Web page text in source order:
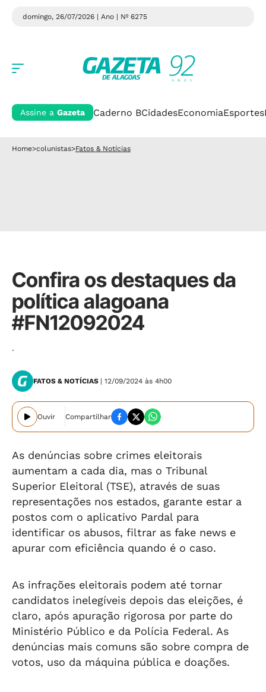
domingo, 26/07/2026 | Ano | Nº 6275
Assine a Gazeta Caderno BCidadesEconomiaEsportes
Home>colunistas>Fatos & Notícias
Confira os destaques da
política alagoana
#FN12092024
.
FATOS & NOTÍCIAS | 12/09/2024 às 4h00
Ouvir Compartilhar
As denúncias sobre crimes eleitorais
aumentam a cada dia, mas o Tribunal
Superior Eleitoral (TSE), através de suas
representações nos estados, garante estar a
postos com o aplicativo Pardal para
identificar os abusos, filtrar as fake news e
apurar com eficiência quando é o caso.
As infrações eleitorais podem até tornar
candidatos inelegíveis depois das eleições, é
claro, após apuração rigorosa por parte do
Ministério Público e da Polícia Federal. As
denúncias mais comuns são sobre compra de
votos, uso da máquina pública e doações.